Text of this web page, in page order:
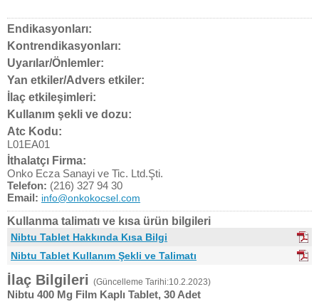
Endikasyonları:
Kontrendikasyonları:
Uyarılar/Önlemler:
Yan etkiler/Advers etkiler:
İlaç etkileşimleri:
Kullanım şekli ve dozu:
Atc Kodu:
L01EA01
İthalatçı Firma:
Onko Ecza Sanayi ve Tic. Ltd.Şti.
Telefon: (216) 327 94 30
Email: info@onkokocsel.com
Kullanma talimatı ve kısa ürün bilgileri
Nibtu Tablet Hakkında Kısa Bilgi
Nibtu Tablet Kullanım Şekli ve Talimatı
İlaç Bilgileri (Güncelleme Tarihi:10.2.2023)
Nibtu 400 Mg Film Kaplı Tablet, 30 Adet